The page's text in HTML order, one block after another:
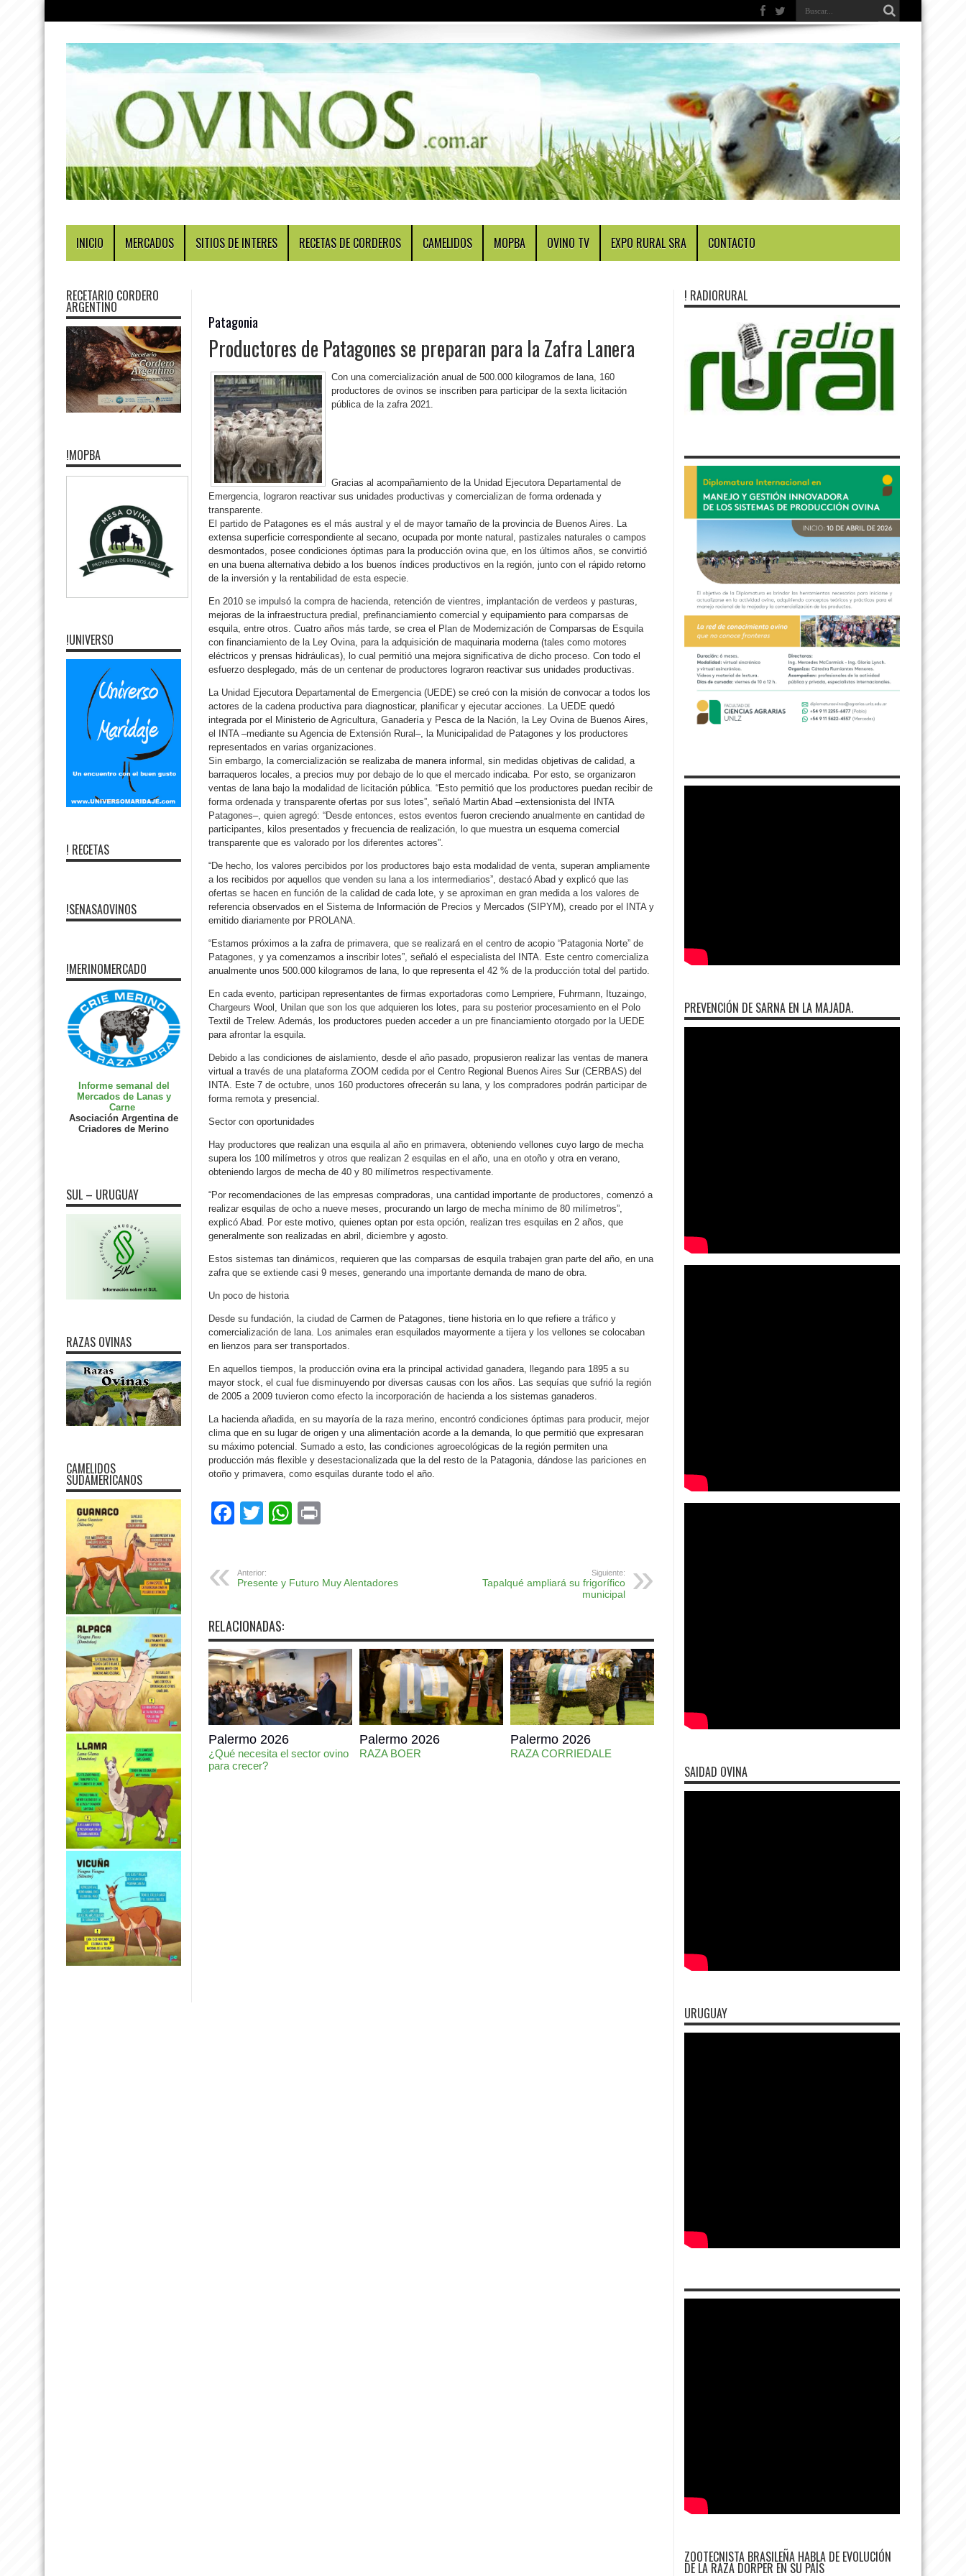
INICIO MERCADOS SITIOS DE INTERES RECETAS DE CORDEROS CAMELIDOS MOPBA OVINO TV EXPO RURAL SRA CONTACTO
Patagonia
Productores de Patagones se preparan para la Zafra Lanera
Con una comercialización anual de 500.000 kilogramos de lana, 160
productores de ovinos se inscriben para participar de la sexta licitación
pública de la zafra 2021.
Gracias al acompañamiento de la Unidad Ejecutora Departamental de
Emergencia, lograron reactivar sus unidades productivas y comercializan de forma ordenada y
transparente.
El partido de Patagones es el más austral y el de mayor tamaño de la provincia de Buenos Aires. La
extensa superficie correspondiente al secano, ocupada por monte natural, pastizales naturales o campos
desmontados, posee condiciones óptimas para la producción ovina que, en los últimos años, se convirtió
en una buena alternativa debido a los buenos índices productivos en la región, junto con el rápido retorno
de la inversión y la rentabilidad de esta especie.
En 2010 se impulsó la compra de hacienda, retención de vientres, implantación de verdeos y pasturas,
mejoras de la infraestructura predial, prefinanciamiento comercial y equipamiento para comparsas de
esquila, entre otros. Cuatro años más tarde, se crea el Plan de Modernización de Comparsas de Esquila
con financiamiento de la Ley Ovina, para la adquisición de maquinaria moderna (tales como motores
eléctricos y prensas hidráulicas), lo cual permitió una mejora significativa de dicho proceso. Con todo el
esfuerzo desplegado, más de un centenar de productores lograron reactivar sus unidades productivas.
La Unidad Ejecutora Departamental de Emergencia (UEDE) se creó con la misión de convocar a todos los
actores de la cadena productiva para diagnosticar, planificar y ejecutar acciones. La UEDE quedó
integrada por el Ministerio de Agricultura, Ganadería y Pesca de la Nación, la Ley Ovina de Buenos Aires,
el INTA –mediante su Agencia de Extensión Rural–, la Municipalidad de Patagones y los productores
representados en varias organizaciones.
Sin embargo, la comercialización se realizaba de manera informal, sin medidas objetivas de calidad, a
barraqueros locales, a precios muy por debajo de lo que el mercado indicaba. Por esto, se organizaron
ventas de lana bajo la modalidad de licitación pública. “Esto permitió que los productores puedan recibir de
forma ordenada y transparente ofertas por sus lotes”, señaló Martin Abad –extensionista del INTA
Patagones–, quien agregó: “Desde entonces, estos eventos fueron creciendo anualmente en cantidad de
participantes, kilos presentados y frecuencia de realización, lo que muestra un esquema comercial
transparente que es valorado por los diferentes actores”.
“De hecho, los valores percibidos por los productores bajo esta modalidad de venta, superan ampliamente
a los recibidos por aquellos que venden su lana a los intermediarios”, destacó Abad y explicó que las
ofertas se hacen en función de la calidad de cada lote, y se aproximan en gran medida a los valores de
referencia observados en el Sistema de Información de Precios y Mercados (SIPYM), creado por el INTA y
emitido diariamente por PROLANA.
“Estamos próximos a la zafra de primavera, que se realizará en el centro de acopio “Patagonia Norte” de
Patagones, y ya comenzamos a inscribir lotes”, señaló el especialista del INTA. Este centro comercializa
anualmente unos 500.000 kilogramos de lana, lo que representa el 42 % de la producción total del partido.
En cada evento, participan representantes de firmas exportadoras como Lempriere, Fuhrmann, Ituzaingo,
Chargeurs Wool, Unilan que son los que adquieren los lotes, para su posterior procesamiento en el Polo
Textil de Trelew. Además, los productores pueden acceder a un pre financiamiento otorgado por la UEDE
para afrontar la esquila.
Debido a las condiciones de aislamiento, desde el año pasado, propusieron realizar las ventas de manera
virtual a través de una plataforma ZOOM cedida por el Centro Regional Buenos Aires Sur (CERBAS) del
INTA. Este 7 de octubre, unos 160 productores ofrecerán su lana, y los compradores podrán participar de
forma remota y presencial.
Sector con oportunidades
Hay productores que realizan una esquila al año en primavera, obteniendo vellones cuyo largo de mecha
supera los 100 milímetros y otros que realizan 2 esquilas en el año, una en otoño y otra en verano,
obteniendo largos de mecha de 40 y 80 milímetros respectivamente.
“Por recomendaciones de las empresas compradoras, una cantidad importante de productores, comenzó a
realizar esquilas de ocho a nueve meses, procurando un largo de mecha mínimo de 80 milímetros”,
explicó Abad. Por este motivo, quienes optan por esta opción, realizan tres esquilas en 2 años, que
generalmente son realizadas en abril, diciembre y agosto.
Estos sistemas tan dinámicos, requieren que las comparsas de esquila trabajen gran parte del año, en una
zafra que se extiende casi 9 meses, generando una importante demanda de mano de obra.
Un poco de historia
Desde su fundación, la ciudad de Carmen de Patagones, tiene historia en lo que refiere a tráfico y
comercialización de lana. Los animales eran esquilados mayormente a tijera y los vellones se colocaban
en lienzos para ser transportados.
En aquellos tiempos, la producción ovina era la principal actividad ganadera, llegando para 1895 a su
mayor stock, el cual fue disminuyendo por diversas causas con los años. Las sequías que sufrió la región
de 2005 a 2009 tuvieron como efecto la incorporación de hacienda a los sistemas ganaderos.
La hacienda añadida, en su mayoría de la raza merino, encontró condiciones óptimas para producir, mejor
clima que en su lugar de origen y una alimentación acorde a la demanda, lo que permitió que expresaran
su máximo potencial. Sumado a esto, las condiciones agroecológicas de la región permiten una
producción más flexible y desestacionalizada que la del resto de la Patagonia, dándose las pariciones en
otoño y primavera, como esquilas durante todo el año.
Facebook
TwitterWhatsApp
Anterior:
Presente y Futuro Muy Alentadores
Siguiente:
Tapalqué ampliará su frigorífico
municipal
RELACIONADAS:
Palermo 2026
¿Qué necesita el sector ovino
para crecer?
Palermo 2026
RAZA BOER
Palermo 2026
RAZA CORRIEDALE
RECETARIO CORDERO
ARGENTINO
!MOPBA
!UNIVERSO
! RECETAS
!SENASAOVINOS
!MERINOMERCADO
Informe semanal del
Mercados de Lanas y
Carne
Asociación Argentina de
Criadores de Merino
SUL – URUGUAY
RAZAS OVINAS
CAMELIDOS
SUDAMERICANOS
! RADIORURAL
PREVENCIÓN DE SARNA EN LA MAJADA.
SAIDAD OVINA
URUGUAY
ZOOTECNISTA BRASILEÑA HABLA DE EVOLUCIÓN
DE LA RAZA DORPER EN SU PAÍS